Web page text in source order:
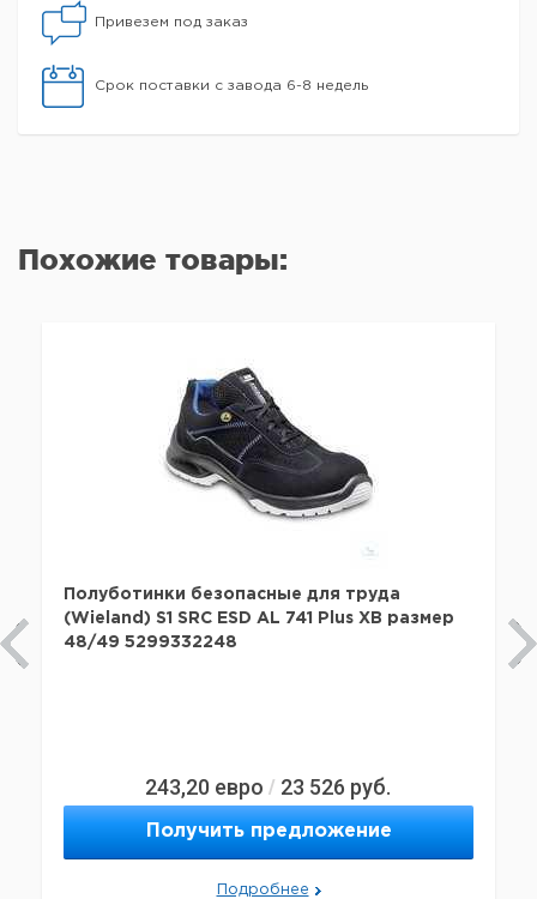
Привезем под заказ
Срок поставки с завода 6-8 недель
Похожие товары:
Полуботинки безопасные для труда
(Wieland) S1 SRC ESD AL 741 Plus XB размер
48/49 5299332248
243,20 евро / 23 526 руб.
Получить предложение
Подробнее